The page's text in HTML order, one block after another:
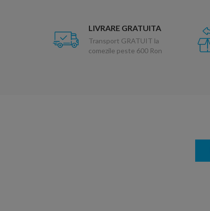
LIVRARE GRATUITA
Transport GRATUIT la
comezile peste 600 Ron